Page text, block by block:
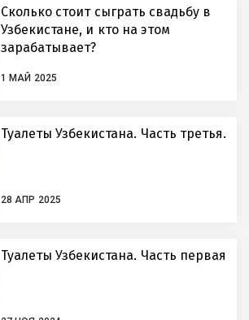
Сколько стоит сыграть свадьбу в
Узбекистане, и кто на этом
зарабатывает?
1 МАЙ 2025
Туалеты Узбекистана. Часть третья.
28 АПР 2025
Туалеты Узбекистана. Часть первая